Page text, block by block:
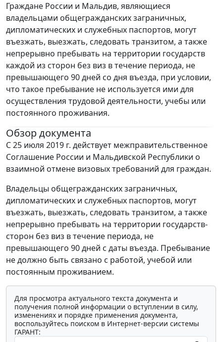
Граждане России и Мальдив, являющиеся
владельцами общегражданских заграничных,
дипломатических и служебных паспортов, могут
въезжать, выезжать, следовать транзитом, а также
непрерывно пребывать на территории государств
каждой из сторон без виз в течение периода, не
превышающего 90 дней со дня въезда, при условии,
что такое пребывание не используется ими для
осуществления трудовой деятельности, учебы или
постоянного проживания.
Обзор документа
С 25 июля 2019 г. действует межправительственное
Соглашение России и Мальдивской Республики о
взаимной отмене визовых требований для граждан.
Владельцы общегражданских заграничных,
дипломатических и служебных паспортов, могут
въезжать, выезжать, следовать транзитом, а также
непрерывно пребывать на территории государств-
сторон без виз в течение периода, не
превышающего 90 дней с даты въезда. Пребывание
не должно быть связано с работой, учебой или
постоянным проживанием.
Для просмотра актуального текста документа и
получения полной информации о вступлении в силу,
изменениях и порядке применения документа,
воспользуйтесь поиском в Интернет-версии системы
ГАРАНТ: